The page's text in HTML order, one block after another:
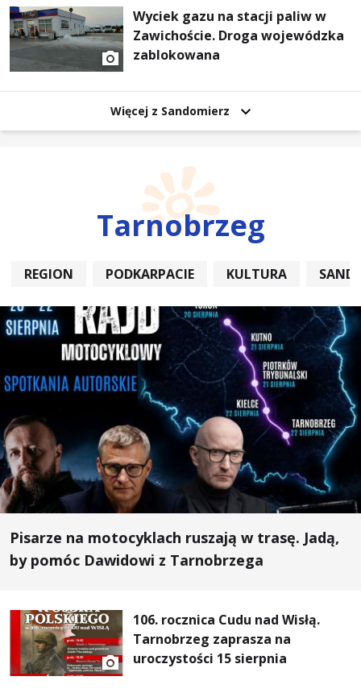
Wyciek gazu na stacji paliw w
Zawichoście. Droga wojewódzka
zablokowana
Więcej z Sandomierz
Tarnobrzeg
REGION PODKARPACIE KULTURA
Pisarze na motocyklach ruszają w trasę. Jadą,
by pomóc Dawidowi z Tarnobrzega
106. rocznica Cudu nad Wisłą.
Tarnobrzeg zaprasza na
uroczystości 15 sierpnia